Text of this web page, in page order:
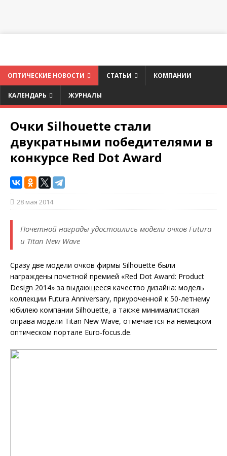
ОПТИЧЕСКИЕ НОВОСТИ СТАТЬИ КОМПАНИИ
КАЛЕНДАРЬ ЖУРНАЛЫ
Очки Silhouette стали
двукратными победителями в
конкурсе Red Dot Award
28 мая 2014
Почетной награды удостоились модели очков Futura
и Titan New Wave
Сразу две модели очков фирмы Silhouette были
награждены почетной премией «Red Dot Award: Product
Design 2014» за выдающееся качество дизайна: модель
коллекции Futura Anniversary, приуроченной к 50-летнему
юбилею компании Silhouette, а также минималистская
оправа модели Titan New Wave, отмечается на немецком
оптическом портале Euro-focus.de.